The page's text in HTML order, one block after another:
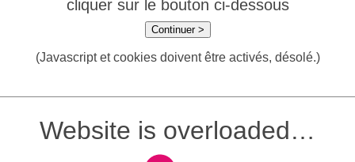
cliquer sur le bouton ci-dessous
Continuer >
(Javascript et cookies doivent être activés, désolé.)
Website is overloaded…